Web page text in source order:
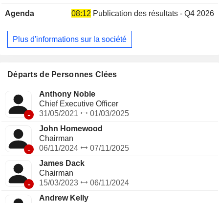
produits comprend des poudres à boire, des shots de kava
commercialisés sous les marques Fiji Kava, Taki Mai et
Danodan Hempworks. Les marques Taki Mai et Fiji Kava se
anxiolytiques de synthèse. Sa marque Danodan propose
certifiés biologiques, vendus partout aux États-Unis et en
ligne pour favoriser la relaxation, le sommeil et la
récupération.
Agenda 08:12 Publication des résultats - Q4 2026
Plus d'informations sur la société
Départs de Personnes Clées
-
Anthony Noble
Chief Executive Officer
31/05/2021
01/03/2025
-
John Homewood
Chairman
06/11/2024
07/11/2025
-
James Dack
Chairman
15/03/2023
06/11/2024
Andrew Kelly